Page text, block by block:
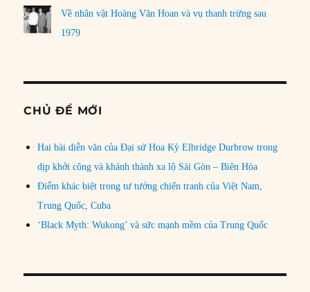
Về nhân vật Hoàng Văn Hoan và vụ thanh trừng sau
1979
CHỦ ĐỀ MỚI
Hai bài diễn văn của Đại sứ Hoa Kỳ Elbridge Durbrow trong
dịp khởi công và khánh thành xa lộ Sài Gòn – Biên Hòa
Điểm khác biệt trong tư tưởng chiến tranh của Việt Nam,
Trung Quốc, Cuba
‘Black Myth: Wukong’ và sức mạnh mềm của Trung Quốc